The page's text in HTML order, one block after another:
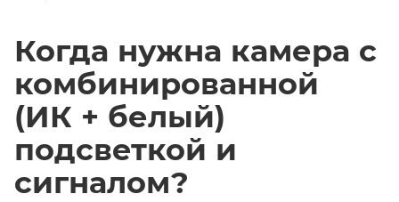
Когда нужна камера с
комбинированной
(ИК + белый)
подсветкой и
сигналом?